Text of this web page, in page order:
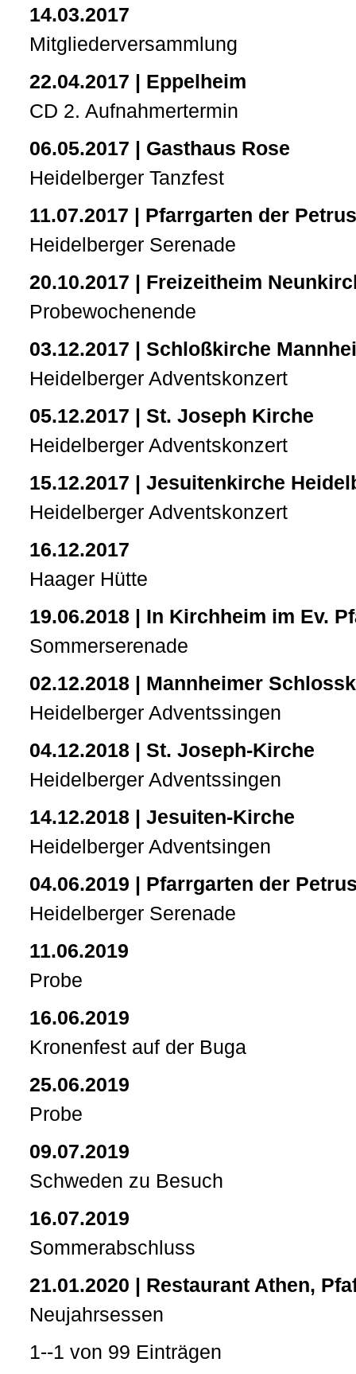
14.03.2017
Mitgliederversammlung
22.04.2017 | Eppelheim
CD 2. Aufnahmertermin
06.05.2017 | Gasthaus Rose
Heidelberger Tanzfest
11.07.2017 | Pfarrgarten der
Heidelberger Serenade
20.10.2017 | Freizeitheim
Probewochenende
03.12.2017 | Schloßkirche
Heidelberger Adventskonzert
05.12.2017 | St. Joseph Kirche
Heidelberger Adventskonzert
15.12.2017 | Jesuitenkirche
Heidelberger Adventskonzert
16.12.2017
Haager Hütte
19.06.2018 | In Kirchheim im Ev.
Sommerserenade
02.12.2018 | Mannheimer
Heidelberger Adventssingen
04.12.2018 | St. Joseph-Kirche
Heidelberger Adventssingen
14.12.2018 | Jesuiten-Kirche
Heidelberger Adventsingen
04.06.2019 | Pfarrgarten der
Heidelberger Serenade
11.06.2019
Probe
16.06.2019
Kronenfest auf der Buga
25.06.2019
Probe
09.07.2019
Schweden zu Besuch
16.07.2019
Sommerabschluss
21.01.2020 | Restaurant Athen,
Neujahrsessen
1--1 von 99 Einträgen